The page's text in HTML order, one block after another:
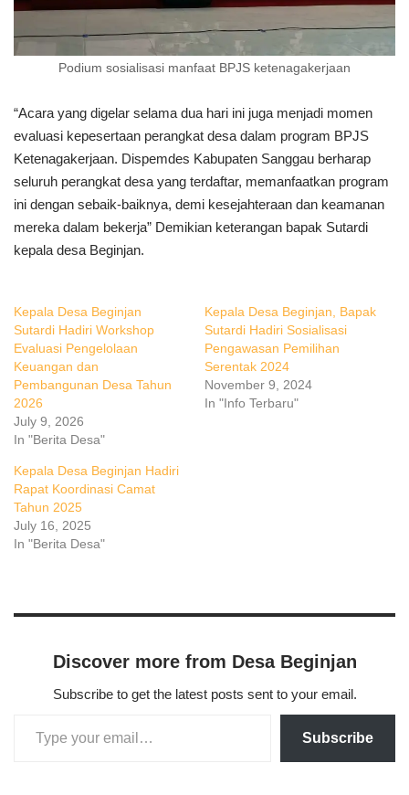
Podium sosialisasi manfaat BPJS ketenagakerjaan
“Acara yang digelar selama dua hari ini juga menjadi momen
evaluasi kepesertaan perangkat desa dalam program BPJS
Ketenagakerjaan. Dispemdes Kabupaten Sanggau berharap
seluruh perangkat desa yang terdaftar, memanfaatkan program
ini dengan sebaik-baiknya, demi kesejahteraan dan keamanan
mereka dalam bekerja” Demikian keterangan bapak Sutardi
kepala desa Beginjan.
Kepala Desa Beginjan
Sutardi Hadiri Workshop
Evaluasi Pengelolaan
Keuangan dan
Pembangunan Desa Tahun
2026
July 9, 2026
In "Berita Desa"
Kepala Desa Beginjan, Bapak
Sutardi Hadiri Sosialisasi
Pengawasan Pemilihan
Serentak 2024
November 9, 2024
In "Info Terbaru"
Kepala Desa Beginjan Hadiri
Rapat Koordinasi Camat
Tahun 2025
July 16, 2025
In "Berita Desa"
Discover more from Desa Beginjan
Subscribe to get the latest posts sent to your email.
Subscribe